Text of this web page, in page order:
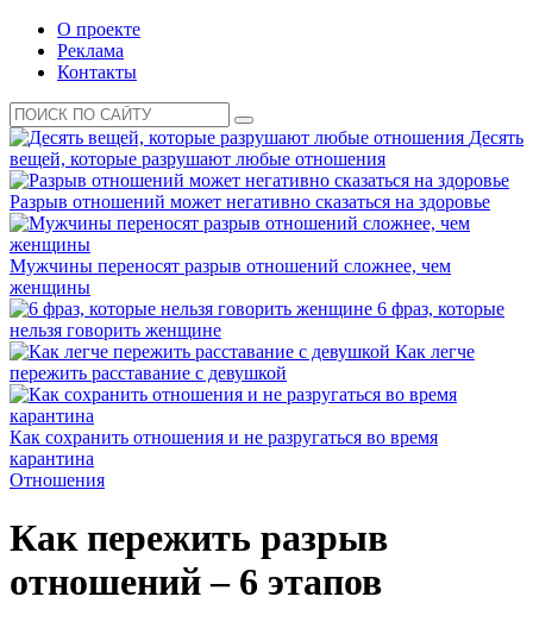
О проекте
Реклама
Контакты
Десять
вещей, которые разрушают любые отношения
Разрыв отношений может негативно сказаться на здоровье
Мужчины переносят разрыв отношений сложнее, чем
женщины
6 фраз, которые
нельзя говорить женщине
Как легче
пережить расставание с девушкой
Как сохранить отношения и не разругаться во время
карантина
Отношения
Как пережить разрыв
отношений – 6 этапов